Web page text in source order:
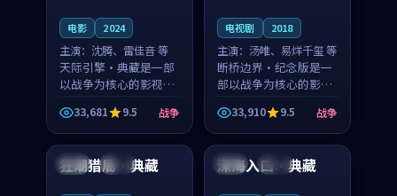
电影 2024
主演： 沈腾、雷佳音 等
天际引擎·典藏是一部
以战争为核心的影视作
品，围绕危机、反转与
人物成长展开，整体节
奏紧凑，值得推荐观
看。
33,681 9.5 战争
电视剧 2018
主演： 汤唯、易烊千玺 等
断桥边界·纪念版是一
部以战争为核心的影视
作品，围绕危机、反转
与人物成长展开，整体
节奏紧凑，值得推荐观
看。
33,910 9.5 战争
中国 杜比
狂潮猎局·典藏 中国 杜比
深海入口·典藏